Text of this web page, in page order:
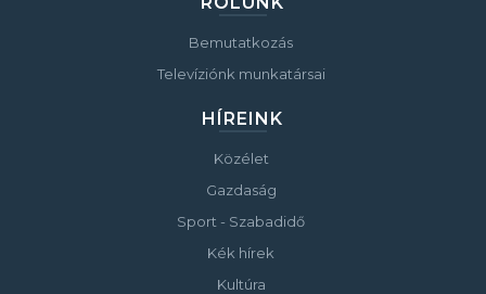
Bemutatkozás
Televíziónk munkatársai
HÍREINK
Közélet
Gazdaság
Sport - Szabadidő
Kék hírek
Kultúra